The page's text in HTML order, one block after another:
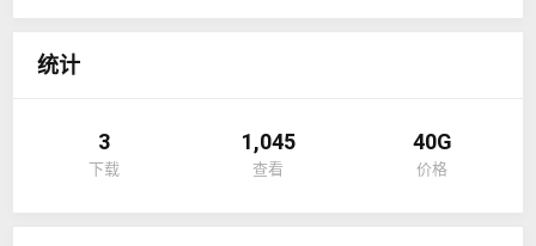
统计
3
下载
1,045
查看
40G
价格